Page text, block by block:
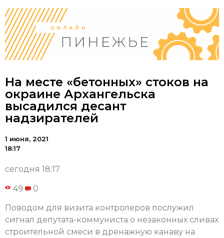
На месте «бетонных» стоков на
окраине Архангельска
высадился десант
надзирателей
1 июня, 2021
18:17
сегодня 18:17
49 0
Поводом для визита контролеров послужил
сигнал депутата-коммуниста о незаконных сливах
строительной смеси в дренажную канаву на